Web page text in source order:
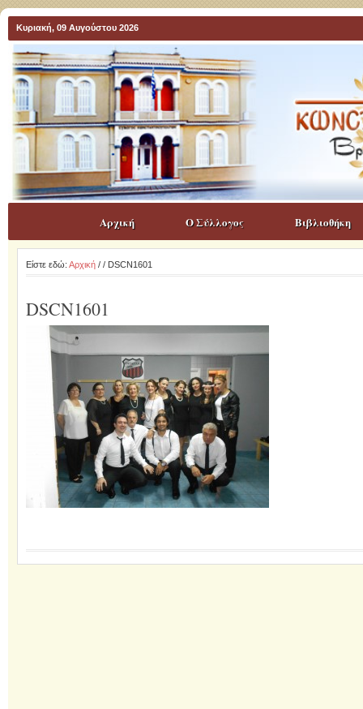
Κυριακή, 09 Αυγούστου 2026
Αρχική Ο Σύλλογος Βιβλιοθήκη
Είστε εδώ: Αρχική/ / DSCN1601
DSCN1601